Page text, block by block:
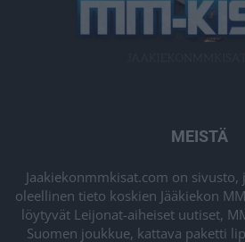
MEISTÄ
Jaakiekonmmkisat.com on
oleellinen tieto koskien Jääkiekon
löytyvät Leijonat-aiheiset uutiset,
Suomen joukkue, kattava paketti